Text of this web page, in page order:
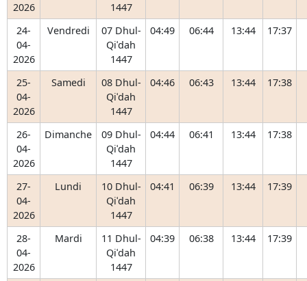
2026
1447
24-
04-
2026
Vendredi
07 Dhul-
Qiʿdah
1447
04:49 06:44 13:44 17:37
25-
04-
2026
Samedi
08 Dhul-
Qiʿdah
1447
04:46 06:43 13:44 17:38
26-
04-
2026
Dimanche
09 Dhul-
Qiʿdah
1447
04:44 06:41 13:44 17:38
27-
04-
2026
Lundi
10 Dhul-
Qiʿdah
1447
04:41 06:39 13:44 17:39
28-
04-
2026
Mardi
11 Dhul-
Qiʿdah
1447
04:39 06:38 13:44 17:39